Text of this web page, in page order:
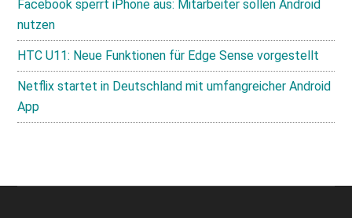
Facebook sperrt iPhone aus: Mitarbeiter sollen Android
nutzen
HTC U11: Neue Funktionen für Edge Sense vorgestellt
Netflix startet in Deutschland mit umfangreicher Android
App